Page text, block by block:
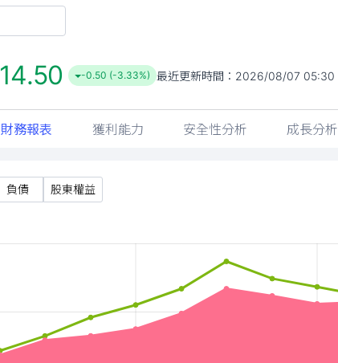
14.50 -0.50 (-3.33%) 最近更新時間： 2026/08/07 05:30
財務報表 獲利能力 安全性分析 成長分析
負債 股東權益